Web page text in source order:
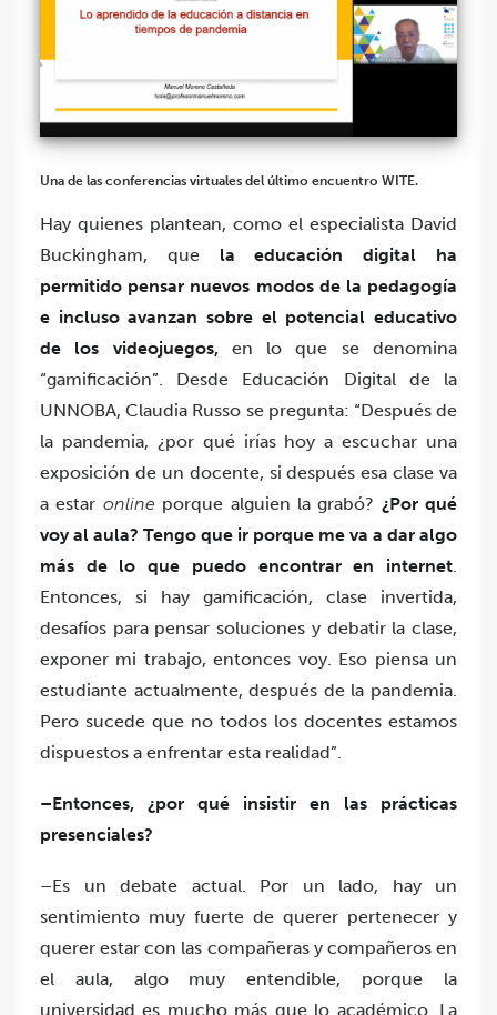
Una de las conferencias virtuales del último encuentro WITE.
Hay quienes plantean, como el especialista David
Buckingham, que la educación digital ha
permitido pensar nuevos modos de la pedagogía
e incluso avanzan sobre el potencial educativo
de los videojuegos,en lo que se denomina
“gamificación”. Desde Educación Digital de la
UNNOBA, Claudia Russo se pregunta: “Después de
la pandemia, ¿por qué irías hoy a escuchar una
exposición de un docente, si después esa clase va
a estar online porque alguien la grabó? ¿Por qué
voy al aula? Tengo que ir porque me va a dar algo
más de lo que puedo encontrar en internet
Entonces, si hay gamificación, clase invertida,
desafíos para pensar soluciones y debatir la clase,
exponer mi trabajo, entonces voy. Eso piensa un
estudiante actualmente, después de la pandemia.
Pero sucede que no todos los docentes estamos
dispuestos a enfrentar esta realidad”.
–Entonces, ¿por qué insistir en las prácticas
presenciales?
–Es un debate actual. Por un lado, hay un
sentimiento muy fuerte de querer pertenecer y
querer estar con las compañeras y compañeros en
el aula, algo muy entendible, porque la
universidad es mucho más que lo académico. La